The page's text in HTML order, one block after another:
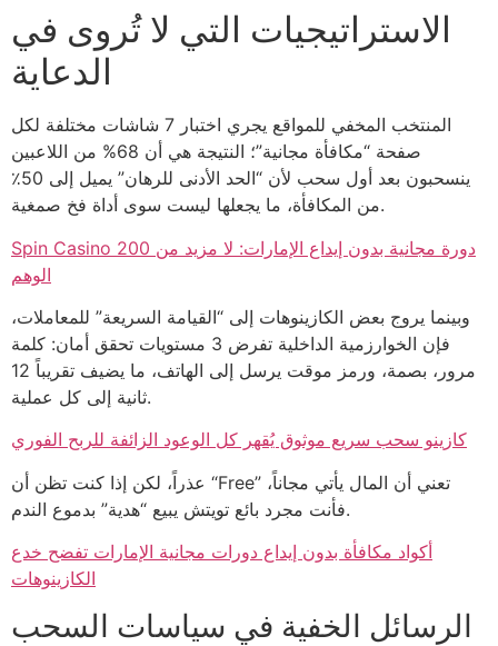
الاستراتيجيات التي لا تُروى في
الدعاية
المنتخب المخفي للمواقع يجري اختبار 7 شاشات مختلفة لكل
صفحة “مكافأة مجانية”؛ النتيجة هي أن 68% من اللاعبين
ينسحبون بعد أول سحب لأن “الحد الأدنى للرهان” يميل إلى 50٪
من المكافأة، ما يجعلها ليست سوى أداة فخ صمغية.
Spin Casino 200 دورة مجانية بدون إيداع الإمارات: لا مزيد من
الوهم
وبينما يروج بعض الكازينوهات إلى “القيامة السريعة” للمعاملات،
فإن الخوارزمية الداخلية تفرض 3 مستويات تحقق أمان: كلمة
مرور، بصمة، ورمز موقت يرسل إلى الهاتف، ما يضيف تقريباً 12
ثانية إلى كل عملية.
كازينو سحب سريع موثوق يُقهر كل الوعود الزائفة للربح الفوري
عذراً، لكن إذا كنت تظن أن “Free” تعني أن المال يأتي مجاناً،
فأنت مجرد بائع تويتش يبيع “هدية” بدموع الندم.
أكواد مكافأة بدون إيداع دورات مجانية الإمارات تفضح خدع
الكازينوهات
الرسائل الخفية في سياسات السحب